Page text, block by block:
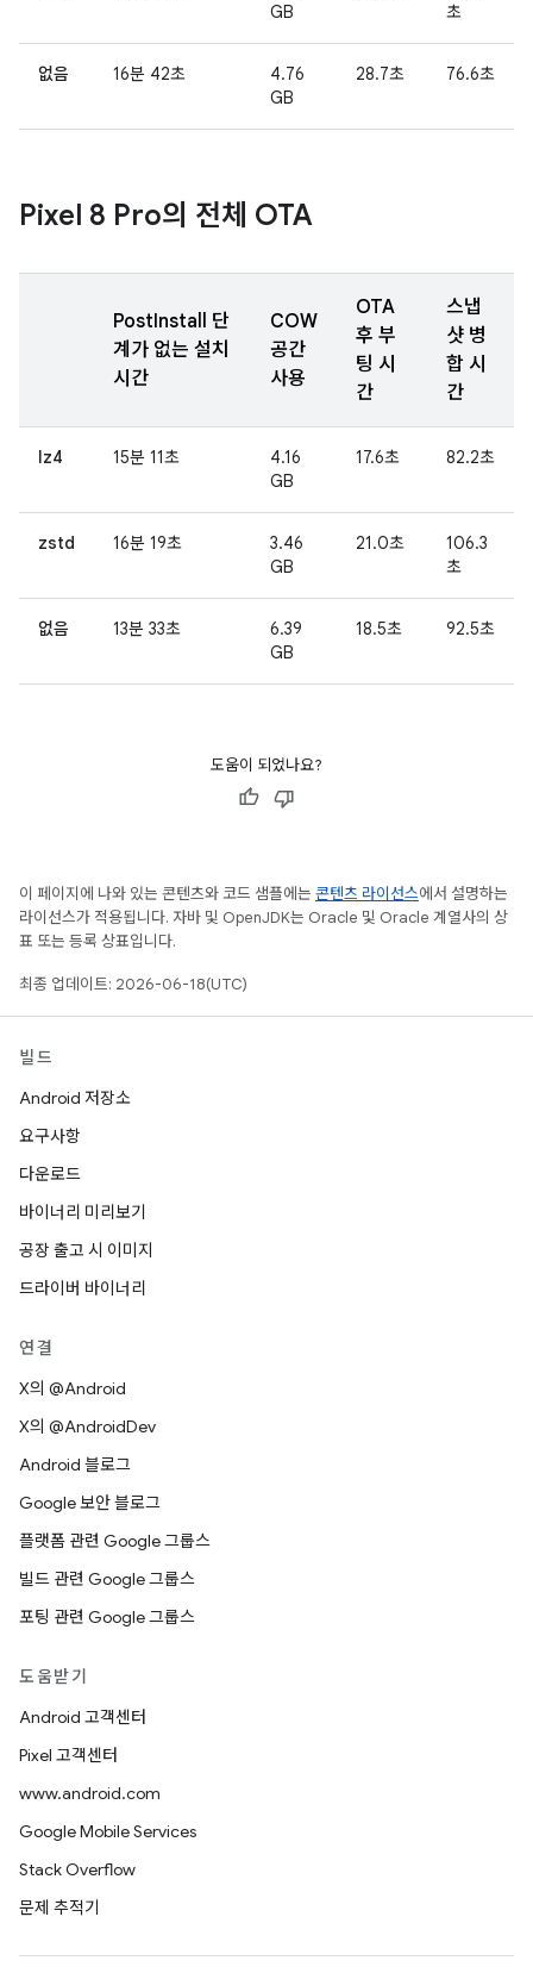
GB
초
없음 16분 42초
4.76
GB
28.7초 76.6초
Pixel 8 Pro의 전체 OTA
PostInstall 단
계가 없는 설치
시간
COW
공간
사용
OTA
후 부
팅 시
간
스냅
샷 병
합 시
간
lz4 15분 11초
4.16
GB
17.6초 82.2초
zstd 16분 19초
3.46
GB
21.0초
106.3
초
없음 13분 33초
6.39
GB
18.5초 92.5초
도움이 되었나요?
이 페이지에 나와 있는 콘텐츠와 코드 샘플에는 콘텐츠 라이선스에서 설명하는
라이선스가 적용됩니다. 자바 및 OpenJDK는 Oracle 및 Oracle 계열사의 상
표 또는 등록 상표입니다.
최종 업데이트: 2026-06-18(UTC)
빌드
Android 저장소
요구사항
다운로드
바이너리 미리보기
공장 출고 시 이미지
드라이버 바이너리
연결
X의 @Android
X의 @AndroidDev
Android 블로그
Google 보안 블로그
플랫폼 관련 Google 그룹스
빌드 관련 Google 그룹스
포팅 관련 Google 그룹스
도움받기
Android 고객센터
Pixel 고객센터
www.android.com
Google Mobile Services
Stack Overflow
문제 추적기